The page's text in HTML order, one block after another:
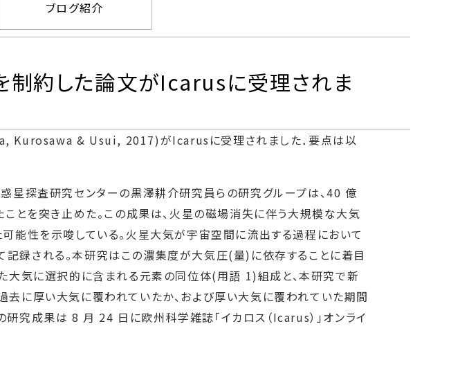
ブログ紹介
約した論文がIcarusに受理されま
Kurosawa & Usui, 2017)がIcarusに受理されました．要点は以
星探査研究センターの黒澤耕介研究員らの研究グループは、40 億
を突き止めた。この成果は、火星の磁場消失に伴う大規模な大気
性を示唆している。火星大気が宇宙空間に流出する過程において
録される。本研究はこの濃集度が大気圧(量)に依存することに着目
大気に選択的に含まれる元素の同位体(用語 1)組成と、本研究で新
去に厚い大気に覆われていたか、および厚い大気に覆われていた期間
究成果は 8 月 24 日に欧州科学雑誌「イカロス（Icarus）」オンライ